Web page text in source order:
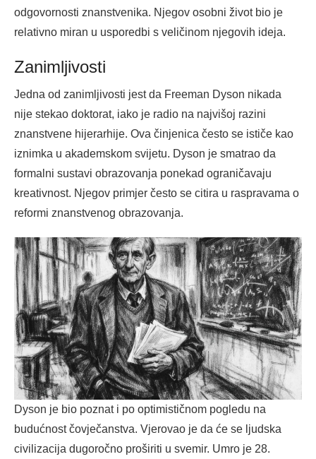
odgovornosti znanstvenika. Njegov osobni život bio je
relativno miran u usporedbi s veličinom njegovih ideja.
Zanimljivosti
Jedna od zanimljivosti jest da Freeman Dyson nikada
nije stekao doktorat, iako je radio na najvišoj razini
znanstvene hijerarhije. Ova činjenica često se ističe kao
iznimka u akademskom svijetu. Dyson je smatrao da
formalni sustavi obrazovanja ponekad ograničavaju
kreativnost. Njegov primjer često se citira u raspravama o
reformi znanstvenog obrazovanja.
Dyson je bio poznat i po optimističnom pogledu na
budućnost čovječanstva. Vjerovao je da će se ljudska
civilizacija dugoročno proširiti u svemir. Umro je 28.